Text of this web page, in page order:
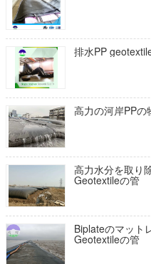
排水PP
高力の河岸PPの
高力水分を取り
Geotextileの管
Biplateのマット
Geotextileの管